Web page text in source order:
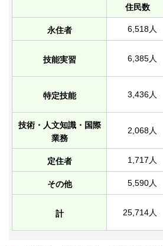
住民数
永住者 6,518人
技能実習 6,385人
特定技能 3,436人
技術・人文知識・国際
業務
2,068人
定住者 1,717人
その他 5,590人
計 25,714人